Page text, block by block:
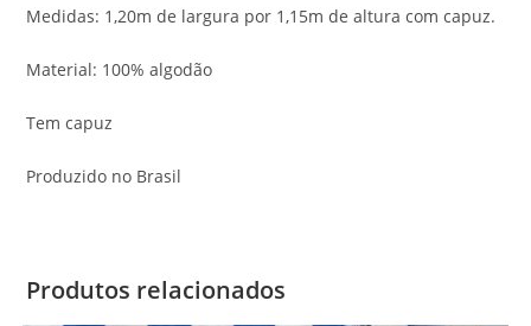
Medidas: 1,20m de largura por 1,15m de altura com capuz.
Material: 100% algodão
Tem capuz
Produzido no Brasil
Produtos relacionados